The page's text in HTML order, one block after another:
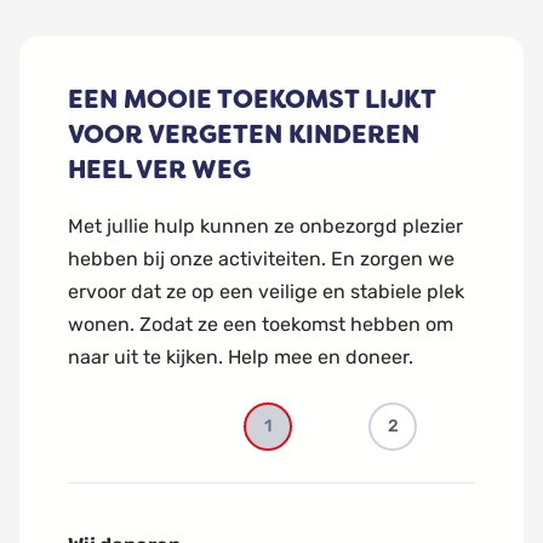
EEN MOOIE TOEKOMST LIJKT
VOOR VERGETEN KINDEREN
HEEL VER WEG
Met jullie hulp kunnen ze onbezorgd plezier
hebben bij onze activiteiten. En zorgen we
ervoor dat ze op een veilige en stabiele plek
wonen. Zodat ze een toekomst hebben om
naar uit te kijken. Help mee en doneer.
1 2